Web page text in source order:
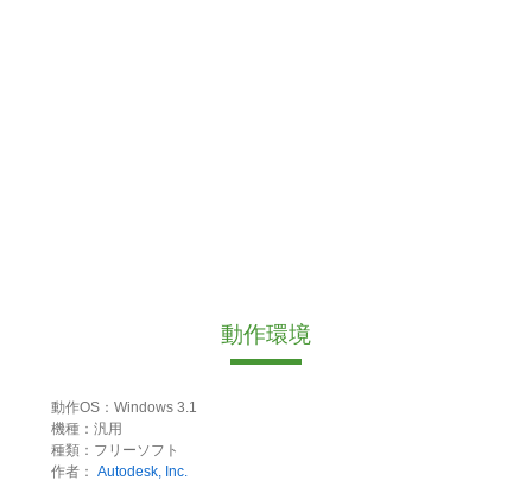
動作環境
動作OS：Windows 3.1
機種：汎用
種類：フリーソフト
作者： Autodesk, Inc.